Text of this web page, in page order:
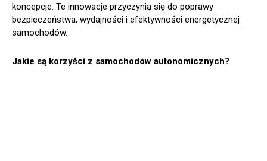
koncepcje. Te innowacje przyczynią się do poprawy
bezpieczeństwa, wydajności i efektywności energetycznej
samochodów.
Jakie są korzyści z samochodów autonomicznych?